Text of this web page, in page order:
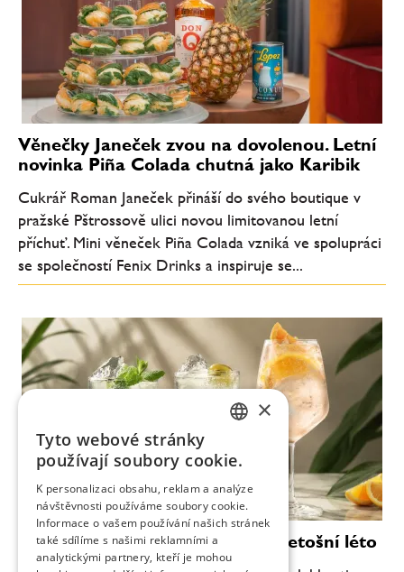
Věnečky Janeček zvou na dovolenou. Letní
novinka Piña Colada chutná jako Karibik
Cukrář Roman Janeček přináší do svého boutique v
pražské Pštrossově ulici novou limitovanou letní
příchuť. Mini věneček Piña Colada vzniká ve spolupráci
se společností Fenix Drinks a inspiruje se...
Moderní koktejly, které definují letošní léto
ENGLISH
×
Tyto webové stránky
používají soubory cookie.
K personalizaci obsahu, reklam a analýze
návštěvnosti používáme soubory cookie.
Informace o vašem používání našich stránek
také sdílíme s našimi reklamními a
analytickými partnery, kteří je mohou